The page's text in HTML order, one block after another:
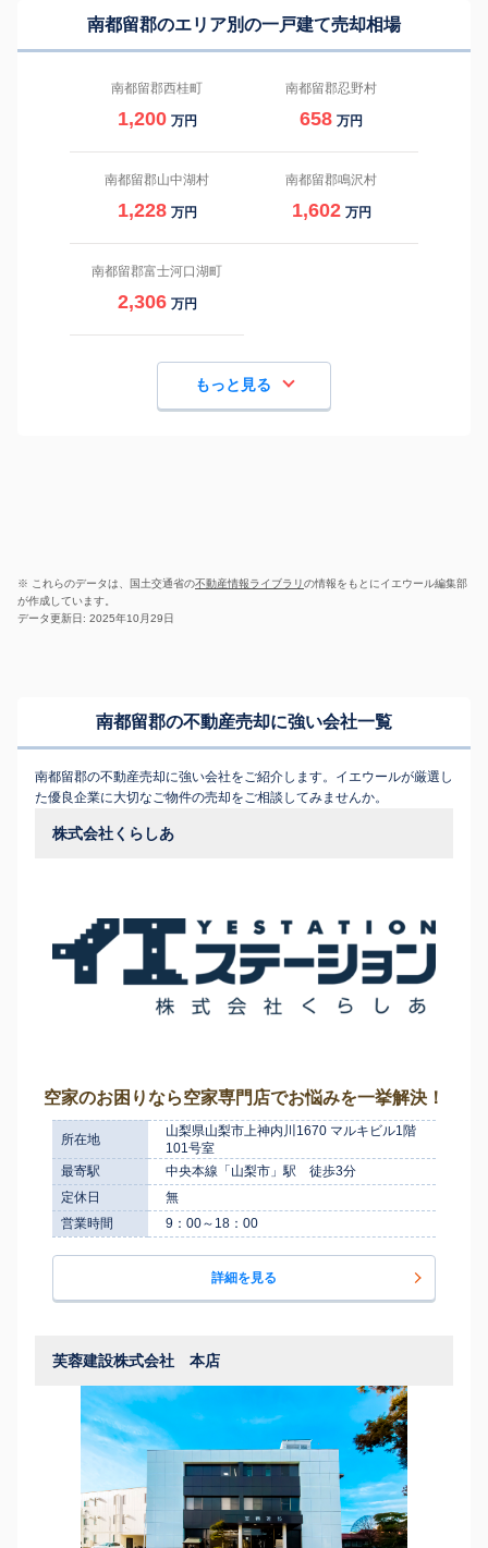
南都留郡のエリア別の一戸建て売却相場
南都留郡西桂町
1,200 万円
南都留郡忍野村
658 万円
南都留郡山中湖村
1,228 万円
南都留郡鳴沢村
1,602 万円
南都留郡富士河口湖町
2,306 万円
もっと見る
※ これらのデータは、国土交通省の不動産情報ライブラリの情報をもとにイエウール編集部
が作成しています。
データ更新日: 2025年10月29日
南都留郡の不動産売却に強い会社一覧
南都留郡の不動産売却に強い会社をご紹介します。イエウールが厳選し
た優良企業に大切なご物件の売却をご相談してみませんか。
株式会社くらしあ
空家のお困りなら空家専門店でお悩みを一挙解決！
所在地
山梨県山梨市上神内川1670 マルキビル1階
101号室
最寄駅
中央本線「山梨市」駅 徒歩3分
定休日
無
営業時間
9：00～18：00
詳細を見る
芙蓉建設株式会社 本店